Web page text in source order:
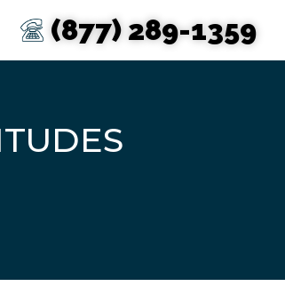
(877) 289-1359